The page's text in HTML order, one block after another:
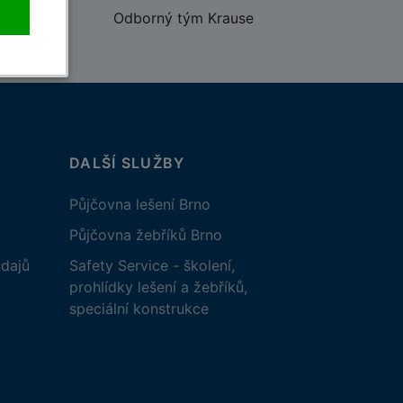
Odborný tým Krause
DALŠÍ SLUŽBY
Půjčovna lešení Brno
Půjčovna žebříků Brno
Safety Service - školení,
prohlídky lešení a žebříků,
speciální konstrukce